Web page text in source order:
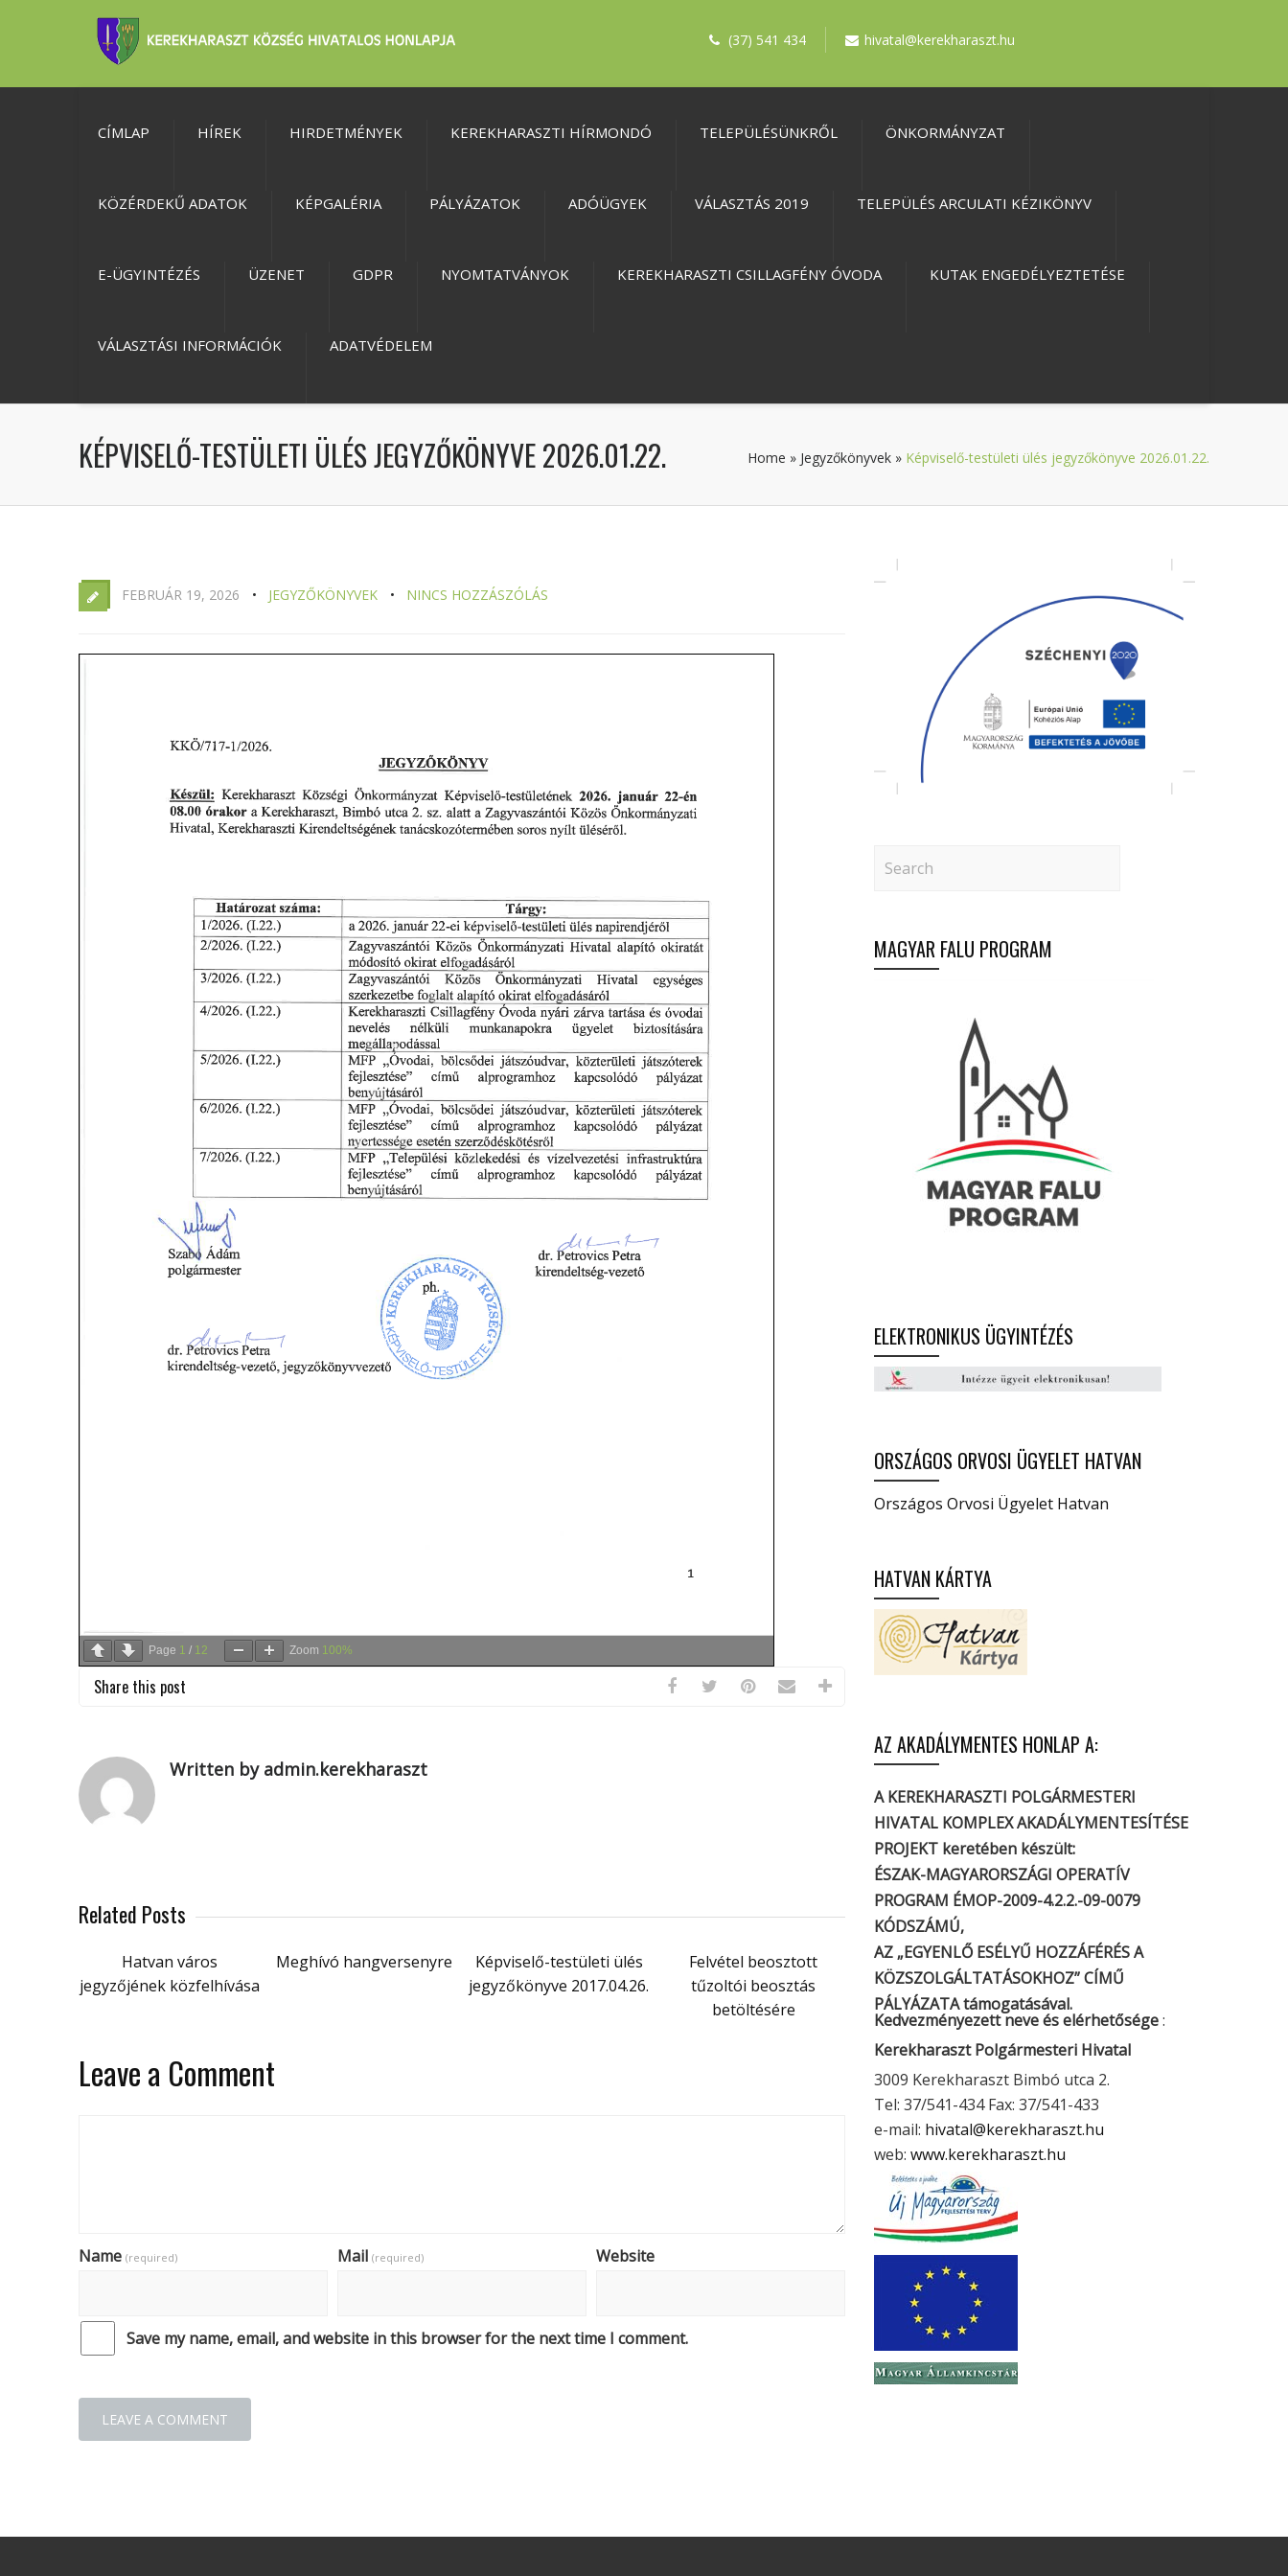
(37) 541 434 hivatal@kerekharaszt.hu
CÍMLAP HÍREK HIRDETMÉNYEK KEREKHARASZTI HÍRMONDÓ TELEPÜLÉSÜNKRŐL ÖNKORMÁNYZAT
KÖZÉRDEKŰ ADATOK KÉPGALÉRIA PÁLYÁZATOK ADÓÜGYEK VÁLASZTÁS 2019 TELEPÜLÉS ARCULATI KÉZIKÖNYV
E-ÜGYINTÉZÉS ÜZENET GDPR NYOMTATVÁNYOK KEREKHARASZTI CSILLAGFÉNY ÓVODA KUTAK ENGEDÉLYEZTETÉSE
VÁLASZTÁSI INFORMÁCIÓK ADATVÉDELEM
KÉPVISELŐ-TESTÜLETI ÜLÉS JEGYZŐKÖNYVE 2026.01.22. Home » Jegyzőkönyvek » Képviselő-testületi ülés jegyzőkönyve 2026.01.22.
FEBRUÁR 19, 2026 JEGYZŐKÖNYVEK NINCS HOZZÁSZÓLÁS
Page 1 / 12 Zoom 100%
Share this post
Written by admin.kerekharaszt
Related Posts
Hatvan város
jegyzőjének közfelhívása
Meghívó hangversenyre
Képviselő-testületi ülés
jegyzőkönyve 2017.04.26.
Felvétel beosztott
tűzoltói beosztás
betöltésére
Leave a Comment
Name (required) Mail (required) Website
Save my name, email, and website in this browser for the next time I comment.
MAGYAR FALU PROGRAM
ELEKTRONIKUS ÜGYINTÉZÉS
ORSZÁGOS ORVOSI ÜGYELET HATVAN
Országos Orvosi Ügyelet Hatvan
HATVAN KÁRTYA
AZ AKADÁLYMENTES HONLAP A:
A KEREKHARASZTI POLGÁRMESTERI
HIVATAL KOMPLEX AKADÁLYMENTESÍTÉSE
PROJEKT keretében készült:
ÉSZAK-MAGYARORSZÁGI OPERATÍV
PROGRAM ÉMOP-2009-4.2.2.-09-0079
KÓDSZÁMÚ,
AZ „EGYENLŐ ESÉLYŰ HOZZÁFÉRÉS A
KÖZSZOLGÁLTATÁSOKHOZ” CÍMŰ
PÁLYÁZATA támogatásával.
Kedvezményezett neve és elérhetősége:
Kerekharaszt Polgármesteri Hivatal
3009 Kerekharaszt Bimbó utca 2.
Tel: 37/541-434 Fax: 37/541-433
e-mail: hivatal@kerekharaszt.hu
web: www.kerekharaszt.hu